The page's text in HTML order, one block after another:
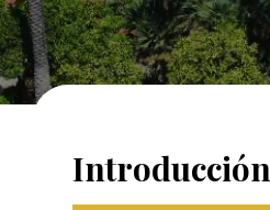
Introducción